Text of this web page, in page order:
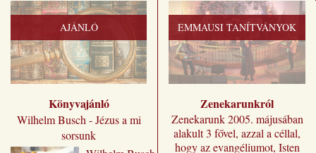
AJÁNLÓ
Könyvajánló
Wilhelm Busch - Jézus a mi
sorsunk
EMMAUSI TANÍTVÁNYOK
Zenekarunkról
Zenekarunk 2005. májusában
alakult 3 fővel, azzal a céllal,
hogy az evangéliumot, Isten